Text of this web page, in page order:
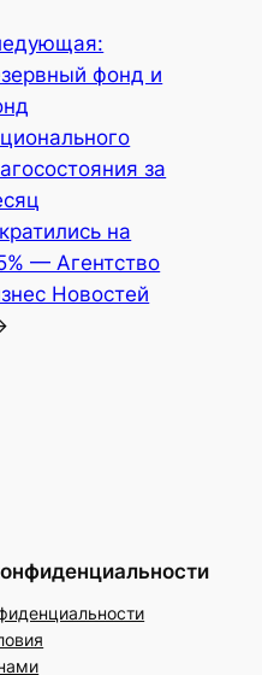
фонд и
за
на
— Агентство
Новостей